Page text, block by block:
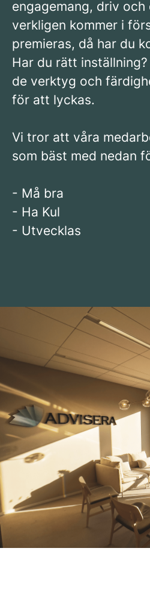
engagemang, driv och
verkligen kommer i
premieras, då har du
Har du rätt
de verktyg och
för att lyckas.
Vi tror att våra
som bäst med nedan
- Må bra
- Ha Kul
- Utvecklas